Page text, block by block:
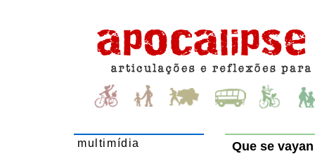
Que se
multimídia